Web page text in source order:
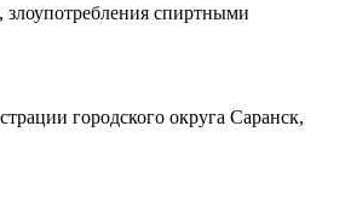
злоупотребления спиртными
городского округа Саранск,